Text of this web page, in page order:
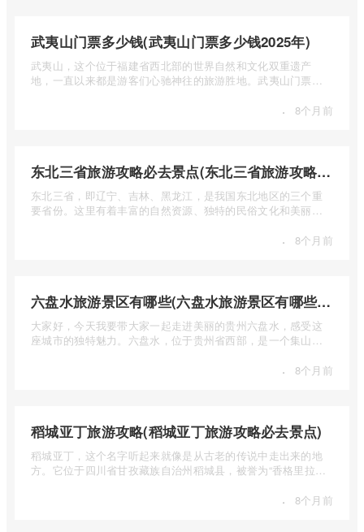
武夷山门票多少钱(武夷山门票多少钱2025年)
武夷山，这个位于福建省西北部的世界自然和文化双重遗产
地，一直以来都是游客们心驰神往的旅游胜地。武夷山门票多
· 8个月前
东北三省旅游攻略必去景点(东北三省旅游攻略必去景点视频介绍)
东北三省，即辽宁、吉林、黑龙江，是我国东北地区的三个重
要省份。这里有着丰富的自然资源、独特的民俗文化和美丽的
· 8个月前
六盘水旅游景区有哪些(六盘水旅游景区有哪些景点值得去)
大家好，今天我要带大家一起走进美丽的贵州六盘水，感受这
座城市的独特魅力。六盘水，位于贵州省西部，是一个集山水
· 8个月前
稻城亚丁旅游攻略(稻城亚丁旅游攻略必去景点)
稻城亚丁，这个名字听起来就像是从古老的传说中走出来的地
方。它位于四川省甘孜藏族自治州稻城县，被誉为“香格里拉的
· 8个月前